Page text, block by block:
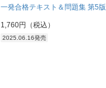
一発合格テキスト＆問題集 第5版
1,760円（税込）
2025.06.16発売